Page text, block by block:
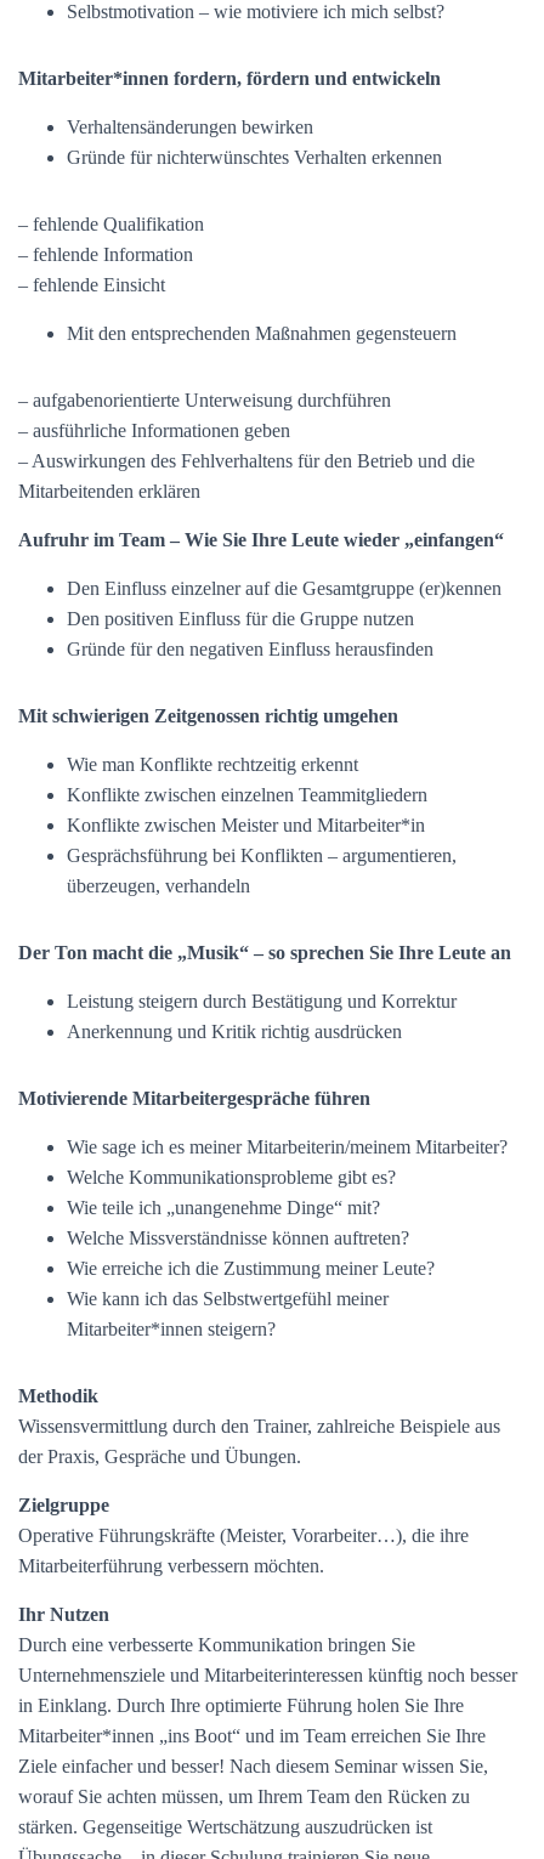
Selbstmotivation – wie motiviere ich mich selbst?
Mitarbeiter*innen fordern, fördern und entwickeln
Verhaltensänderungen bewirken
Gründe für nichterwünschtes Verhalten erkennen
– fehlende Qualifikation
– fehlende Information
– fehlende Einsicht
Mit den entsprechenden Maßnahmen gegensteuern
– aufgabenorientierte Unterweisung durchführen
– ausführliche Informationen geben
– Auswirkungen des Fehlverhaltens für den Betrieb und die
Mitarbeitenden erklären
Aufruhr im Team – Wie Sie Ihre Leute wieder „einfangen“
Den Einfluss einzelner auf die Gesamtgruppe (er)kennen
Den positiven Einfluss für die Gruppe nutzen
Gründe für den negativen Einfluss herausfinden
Mit schwierigen Zeitgenossen richtig umgehen
Wie man Konflikte rechtzeitig erkennt
Konflikte zwischen einzelnen Teammitgliedern
Konflikte zwischen Meister und Mitarbeiter*in
Gesprächsführung bei Konflikten – argumentieren,
überzeugen, verhandeln
Der Ton macht die „Musik“ – so sprechen Sie Ihre Leute an
Leistung steigern durch Bestätigung und Korrektur
Anerkennung und Kritik richtig ausdrücken
Motivierende Mitarbeitergespräche führen
Wie sage ich es meiner Mitarbeiterin/meinem Mitarbeiter?
Welche Kommunikationsprobleme gibt es?
Wie teile ich „unangenehme Dinge“ mit?
Welche Missverständnisse können auftreten?
Wie erreiche ich die Zustimmung meiner Leute?
Wie kann ich das Selbstwertgefühl meiner
Mitarbeiter*innen steigern?
Methodik
Wissensvermittlung durch den Trainer, zahlreiche Beispiele aus
der Praxis, Gespräche und Übungen.
Zielgruppe
Operative Führungskräfte (Meister, Vorarbeiter…), die ihre
Mitarbeiterführung verbessern möchten.
Ihr Nutzen
Durch eine verbesserte Kommunikation bringen Sie
Unternehmensziele und Mitarbeiterinteressen künftig noch besser
in Einklang. Durch Ihre optimierte Führung holen Sie Ihre
Mitarbeiter*innen „ins Boot“ und im Team erreichen Sie Ihre
Ziele einfacher und besser! Nach diesem Seminar wissen Sie,
worauf Sie achten müssen, um Ihrem Team den Rücken zu
stärken. Gegenseitige Wertschätzung auszudrücken ist